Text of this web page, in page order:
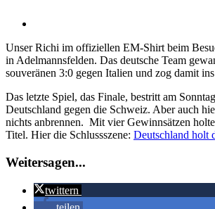
Bild
Unser Richi im offiziellen EM-Shirt beim
in Adelmannsfelden. Das deutsche Team
souveränen 3:0 gegen Italien und zog damit
Das letzte Spiel, das Finale, bestritt am
Deutschland gegen die Schweiz. Aber auch
nichts anbrennen. Mit vier Gewinnsätzen
Titel. Hier die Schlussszene: Deutschland holt
Weitersagen...
twittern